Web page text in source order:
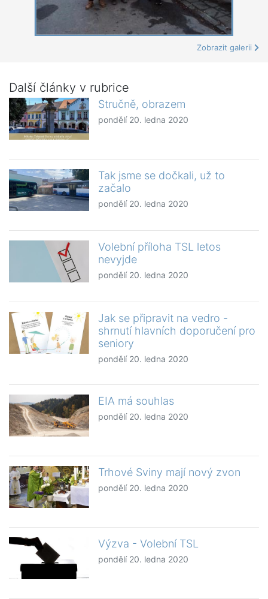
Zobrazit galerii
Další články v rubrice
Stručně, obrazem
pondělí 20. ledna 2020
Tak jsme se dočkali, už to
začalo
pondělí 20. ledna 2020
Volební příloha TSL letos
nevyjde
pondělí 20. ledna 2020
Jak se připravit na vedro -
shrnutí hlavních doporučení pro
seniory
pondělí 20. ledna 2020
EIA má souhlas
pondělí 20. ledna 2020
Trhové Sviny mají nový zvon
pondělí 20. ledna 2020
Výzva - Volební TSL
pondělí 20. ledna 2020